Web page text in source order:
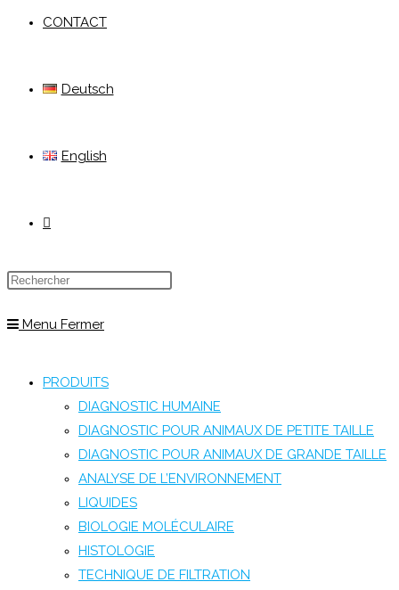
CONTACT
Deutsch
English
Menu Fermer
PRODUITS
DIAGNOSTIC HUMAINE
DIAGNOSTIC POUR ANIMAUX DE PETITE TAILLE
DIAGNOSTIC POUR ANIMAUX DE GRANDE TAILLE
ANALYSE DE L’ENVIRONNEMENT
LIQUIDES
BIOLOGIE MOLÉCULAIRE
HISTOLOGIE
TECHNIQUE DE FILTRATION